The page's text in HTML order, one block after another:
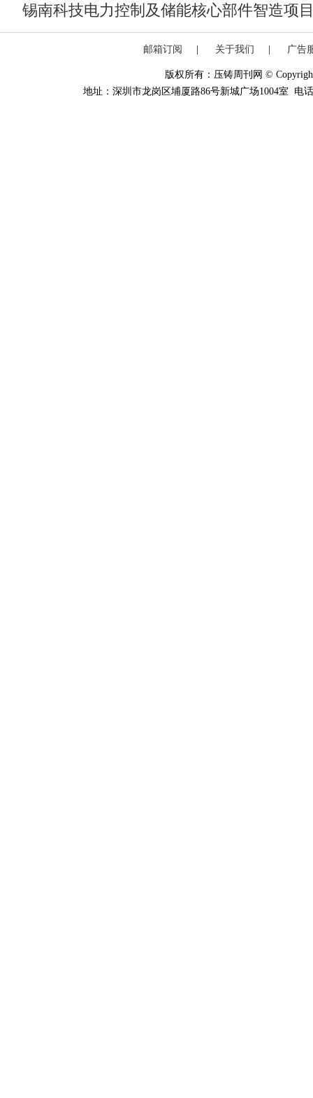
锡南科技电力控制及储能核心部件智造项
邮箱订阅 关于我们 广告
版权所有：压铸周刊网 ©
地址：深圳市龙岗区埔厦路86号新城广场1004室 电